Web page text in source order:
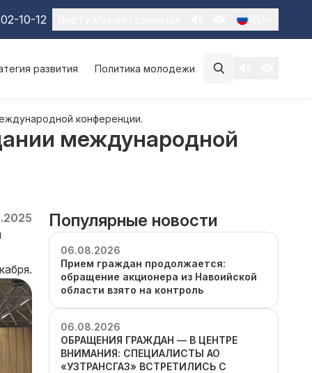
10-12
развития Политика молодежи
конференции.
международной
Популярные новости
06.08.2026
Прием граждан продолжается:
обращение акционера из Навоийской
области взято на контроль
06.08.2026
ОБРАЩЕНИЯ ГРАЖДАН — В ЦЕНТРЕ
ВНИМАНИЯ: СПЕЦИАЛИСТЫ АО
«УЗТРАНСГАЗ» ВСТРЕТИЛИСЬ С